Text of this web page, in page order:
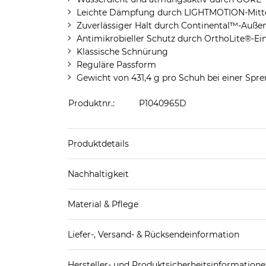
Leichte Dämpfung durch LIGHTMOTION-
Zuverlässiger Halt durch Continental™-
Antimikrobieller Schutz durch OrthoLite®-
Klassische Schnürung
Reguläre Passform
Gewicht von 431,4 g pro Schuh bei einer
Produktnr.: P1040965D
Produktdetails
Nachhaltigkeit
Mehr Information zu diesen Angaben findest du
Material & Pflege
Futter Schuhe: Textil
Laufsohle: Sonstiges Material (Kunststoff)
Liefer-, Versand- & Rücksendeinformation